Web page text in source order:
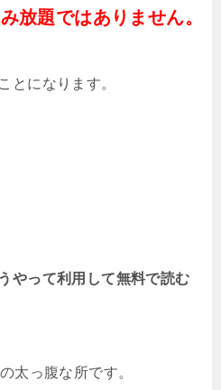
放題ではありません。
ことになります。
やって利用して無料で読む
太っ腹な所です。